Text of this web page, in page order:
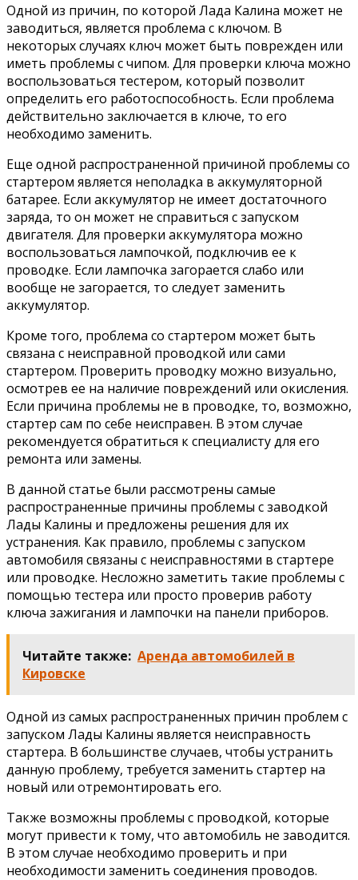
Одной из причин, по которой Лада Калина может не
заводиться, является проблема с ключом. В
некоторых случаях ключ может быть поврежден или
иметь проблемы с чипом. Для проверки ключа можно
воспользоваться тестером, который позволит
определить его работоспособность. Если проблема
действительно заключается в ключе, то его
необходимо заменить.
Еще одной распространенной причиной проблемы со
стартером является неполадка в аккумуляторной
батарее. Если аккумулятор не имеет достаточного
заряда, то он может не справиться с запуском
двигателя. Для проверки аккумулятора можно
воспользоваться лампочкой, подключив ее к
проводке. Если лампочка загорается слабо или
вообще не загорается, то следует заменить
аккумулятор.
Кроме того, проблема со стартером может быть
связана с неисправной проводкой или сами
стартером. Проверить проводку можно визуально,
осмотрев ее на наличие повреждений или окисления.
Если причина проблемы не в проводке, то, возможно,
стартер сам по себе неисправен. В этом случае
рекомендуется обратиться к специалисту для его
ремонта или замены.
В данной статье были рассмотрены самые
распространенные причины проблемы с заводкой
Лады Калины и предложены решения для их
устранения. Как правило, проблемы с запуском
автомобиля связаны с неисправностями в стартере
или проводке. Несложно заметить такие проблемы с
помощью тестера или просто проверив работу
ключа зажигания и лампочки на панели приборов.
Читайте также: Аренда автомобилей в
Кировске
Одной из самых распространенных причин проблем с
запуском Лады Калины является неисправность
стартера. В большинстве случаев, чтобы устранить
данную проблему, требуется заменить стартер на
новый или отремонтировать его.
Также возможны проблемы с проводкой, которые
могут привести к тому, что автомобиль не заводится.
В этом случае необходимо проверить и при
необходимости заменить соединения проводов.